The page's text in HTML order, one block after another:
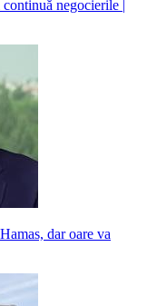
negocierile |
dar oare va